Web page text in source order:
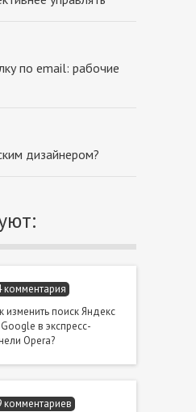
по email: рабочие
дизайнером?
комментария
изменить поиск Яндекс
в экспресс-
Opera?
комментариев